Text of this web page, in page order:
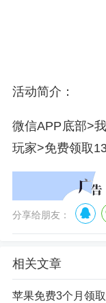
活动简介：
微信APP底部>
玩家>免费领取
分享给朋友：
相关文章
苹果免费3个月领